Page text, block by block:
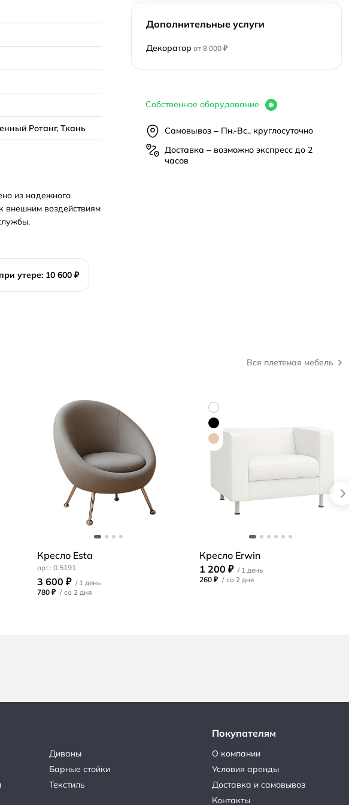
Ротанг, Ткань
из надежного
внешним воздействиям
утере: 10 600 ₽
Дополнительные услуги
Декоратор от 8 000 ₽
Собственное оборудование
Самовывоз – Пн.-Вс., круглосуточно
Доставка – возможно экспресс до 2
часов
Вся плетеная мебель
Кресло Esta
0.5191
3 600 ₽
780 ₽ /
Кресло Erwin
1 200 ₽
260 ₽ /
Диваны
Барные стойки
Текстиль
Покупателям
О компании
Условия аренды
Доставка и самовывоз
Контакты